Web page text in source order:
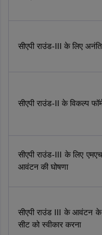
सीएपी राउंड-III के लिए
सीएपी राउंड-II के विकल्प
सीएपी राउंड-III के लिए
आवंटन की घोषणा
सीएपी राउंड III के आवंटन के
सीट को स्वीकार करना